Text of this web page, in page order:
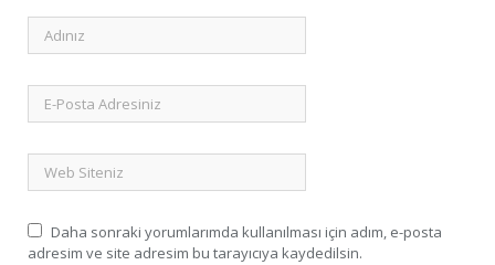
Daha sonraki yorumlarımda kullanılması için adım, e-posta
adresim ve site adresim bu tarayıcıya kaydedilsin.